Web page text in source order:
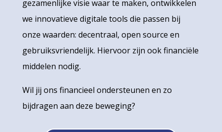
gezamenlijke visie waar te maken, ontwikkelen
we innovatieve digitale tools die passen bij
onze waarden: decentraal, open source en
gebruiksvriendelijk. Hiervoor zijn ook financiële
middelen nodig.
Wil jij ons financieel ondersteunen en zo
bijdragen aan deze beweging?